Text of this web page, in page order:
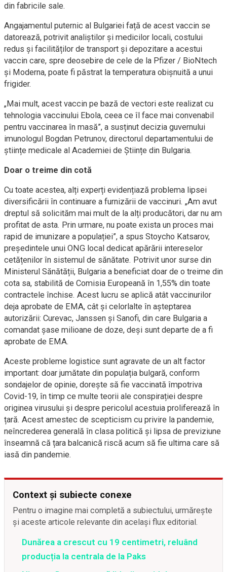
din fabricile sale.
Angajamentul puternic al Bulgariei față de acest vaccin se
datorează, potrivit analiștilor și medicilor locali, costului
redus și facilităților de transport și depozitare a acestui
vaccin care, spre deosebire de cele de la Pfizer / BioNtech
și Moderna, poate fi păstrat la temperatura obișnuită a unui
frigider.
„Mai mult, acest vaccin pe bază de vectori este realizat cu
tehnologia vaccinului Ebola, ceea ce îl face mai convenabil
pentru vaccinarea în masă”, a susținut decizia guvernului
imunologul Bogdan Petrunov, directorul departamentului de
științe medicale al Academiei de Științe din Bulgaria.
Doar o treime din cotă
Cu toate acestea, alți experți evidențiază problema lipsei
diversificării în continuare a furnizării de vaccinuri. „Am avut
dreptul să solicităm mai mult de la alți producători, dar nu am
profitat de asta. Prin urmare, nu poate exista un proces mai
rapid de imunizare a populației”, a spus Stoycho Katsarov,
președintele unui ONG local dedicat apărării intereselor
cetățenilor în sistemul de sănătate. Potrivit unor surse din
Ministerul Sănătății, Bulgaria a beneficiat doar de o treime din
cota sa, stabilită de Comisia Europeană în 1,55% din toate
contractele închise. Acest lucru se aplică atât vaccinurilor
deja aprobate de EMA, cât și celorlalte în așteptarea
autorizării: Curevac, Janssen și Sanofi, din care Bulgaria a
comandat șase milioane de doze, deși sunt departe de a fi
aprobate de EMA.
Aceste probleme logistice sunt agravate de un alt factor
important: doar jumătate din populația bulgară, conform
sondajelor de opinie, dorește să fie vaccinată împotriva
Covid-19, în timp ce multe teorii ale conspirației despre
originea virusului și despre pericolul acestuia proliferează în
țară. Acest amestec de scepticism cu privire la pandemie,
neîncrederea generală în clasa politică și lipsa de previziune
înseamnă că țara balcanică riscă acum să fie ultima care să
iasă din pandemie.
Context și subiecte conexe
Pentru o imagine mai completă a subiectului, urmărește
și aceste articole relevante din același flux editorial.
Dunărea a crescut cu 19 centimetri, reluând
producția la centrala de la Paks